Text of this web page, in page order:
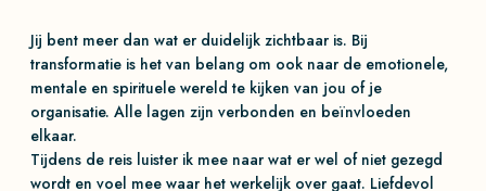
Jij bent meer dan wat er duidelijk zichtbaar is. Bij
transformatie is het van belang om ook naar de emotionele,
mentale en spirituele wereld te kijken van jou of je
organisatie. Alle lagen zijn verbonden en beïnvloeden
elkaar.
Tijdens de reis luister ik mee naar wat er wel of niet gezegd
wordt en voel mee waar het werkelijk over gaat. Liefdevol